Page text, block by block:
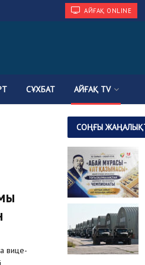
АЙҒАҚ ONLINE
СҰХБАТ АЙҒАҚ TV
вице-
СОҢҒЫ